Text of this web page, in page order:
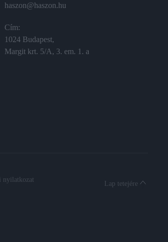
haszon@haszon.hu
Cím:
1024 Budapest,
Margit krt. 5/A, 3. em. 1. a
nyilatkozat
Lap tetejére